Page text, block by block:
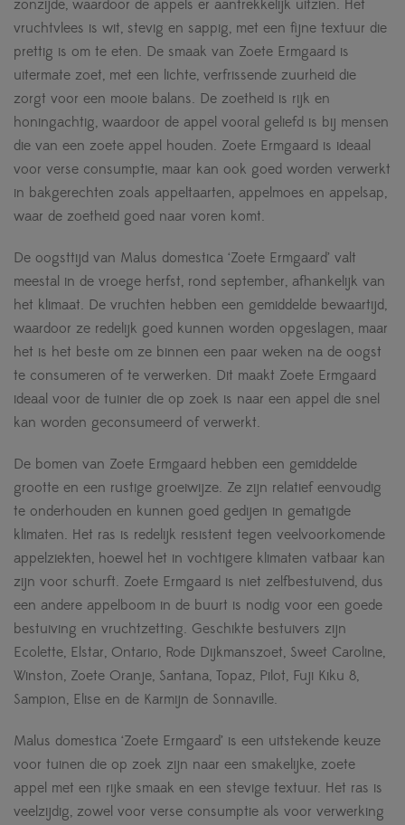
zonzijde, waardoor de appels er aantrekkelijk uitzien. Het
vruchtvlees is wit, stevig en sappig, met een fijne textuur die
prettig is om te eten. De smaak van Zoete Ermgaard is
uitermate zoet, met een lichte, verfrissende zuurheid die
zorgt voor een mooie balans. De zoetheid is rijk en
honingachtig, waardoor de appel vooral geliefd is bij mensen
die van een zoete appel houden. Zoete Ermgaard is ideaal
voor verse consumptie, maar kan ook goed worden verwerkt
in bakgerechten zoals appeltaarten, appelmoes en appelsap,
waar de zoetheid goed naar voren komt.
De oogsttijd van Malus domestica ‘Zoete Ermgaard’ valt
meestal in de vroege herfst, rond september, afhankelijk van
het klimaat. De vruchten hebben een gemiddelde bewaartijd,
waardoor ze redelijk goed kunnen worden opgeslagen, maar
het is het beste om ze binnen een paar weken na de oogst
te consumeren of te verwerken. Dit maakt Zoete Ermgaard
ideaal voor de tuinier die op zoek is naar een appel die snel
kan worden geconsumeerd of verwerkt.
De bomen van Zoete Ermgaard hebben een gemiddelde
grootte en een rustige groeiwijze. Ze zijn relatief eenvoudig
te onderhouden en kunnen goed gedijen in gematigde
klimaten. Het ras is redelijk resistent tegen veelvoorkomende
appelziekten, hoewel het in vochtigere klimaten vatbaar kan
zijn voor schurft. Zoete Ermgaard is niet zelfbestuivend, dus
een andere appelboom in de buurt is nodig voor een goede
bestuiving en vruchtzetting. Geschikte bestuivers zijn
Ecolette, Elstar, Ontario, Rode Dijkmanszoet, Sweet Caroline,
Winston, Zoete Oranje, Santana, Topaz, Pilot, Fuji Kiku 8,
Sampion, Elise en de Karmijn de Sonnaville.
Malus domestica ‘Zoete Ermgaard’ is een uitstekende keuze
voor tuinen die op zoek zijn naar een smakelijke, zoete
appel met een rijke smaak en een stevige textuur. Het ras is
veelzijdig, zowel voor verse consumptie als voor verwerking